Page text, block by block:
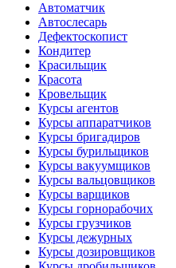
Автоматчик
Автослесарь
Дефектоскопист
Кондитер
Красильщик
Красота
Кровельщик
Курсы агентов
Курсы аппаратчиков
Курсы бригадиров
Курсы бурильщиков
Курсы вакуумщиков
Курсы вальцовщиков
Курсы варщиков
Курсы горнорабочих
Курсы грузчиков
Курсы дежурных
Курсы дозировщиков